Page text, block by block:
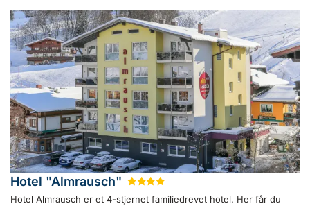
Hotel "Almrausch" ★★★
Hotel Almrausch er et 4-stjernet familiedrevet hotel. Her får du